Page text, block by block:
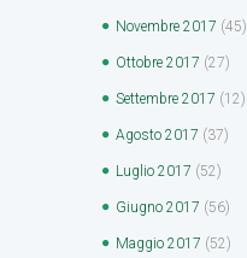
Novembre 2017 (45)
Ottobre 2017 (27)
Settembre 2017 (12)
Agosto 2017 (37)
Luglio 2017 (52)
Giugno 2017 (56)
Maggio 2017 (52)